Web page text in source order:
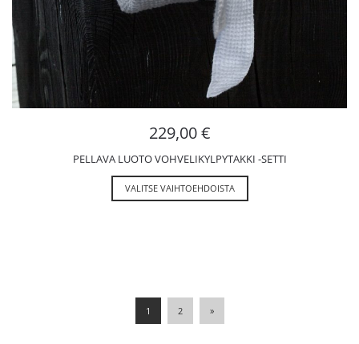
VALITSE VAIHTOEHDOISTA